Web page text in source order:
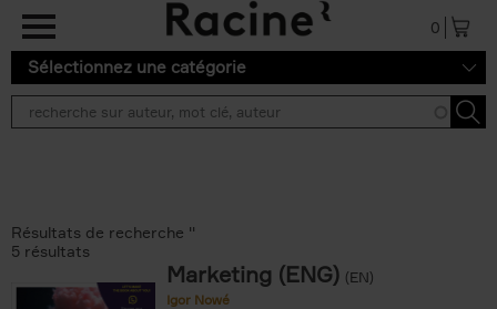
Aller au contenu principal
0
Sélectionnez une catégorie
Résultats de recherche ''
5 résultats
Marketing (ENG) (EN)
Igor Nowé